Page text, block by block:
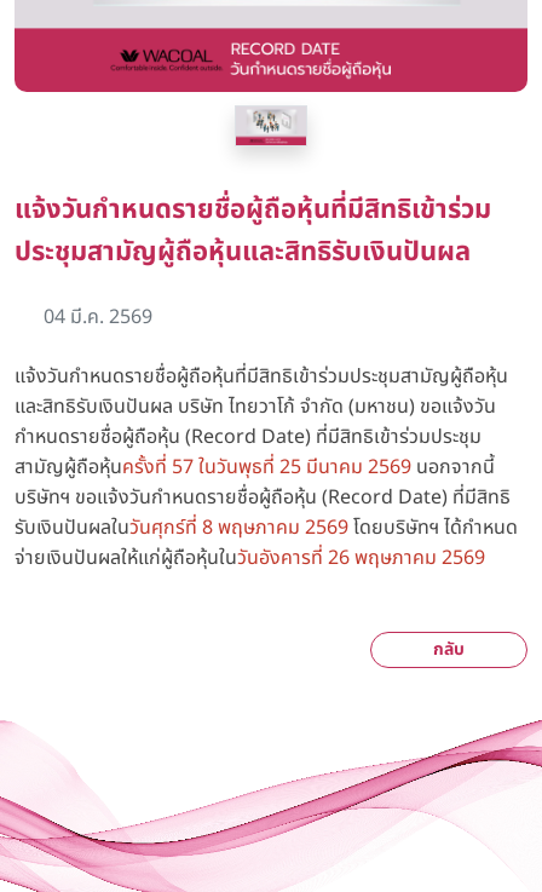
แจ้งวันกำหนดรายชื่อผู้ถือหุ้นที่มีสิทธิเข้าร่วม
ประชุมสามัญผู้ถือหุ้นและสิทธิรับเงินปันผล
04 มี.ค. 2569
แจ้งวันกำหนดรายชื่อผู้ถือหุ้นที่มีสิทธิเข้าร่วมประชุมสามัญผู้ถือหุ้น
และสิทธิรับเงินปันผล บริษัท ไทยวาโก้ จำกัด (มหาชน) ขอแจ้งวัน
กำหนดรายชื่อผู้ถือหุ้น (Record Date) ที่มีสิทธิเข้าร่วมประชุม
สามัญผู้ถือหุ้นครั้งที่ 57 ในวันพุธที่ 25 มีนาคม 2569 นอกจากนี้
บริษัทฯ ขอแจ้งวันกำหนดรายชื่อผู้ถือหุ้น (Record Date) ที่มีสิทธิ
รับเงินปันผลในวันศุกร์ที่ 8 พฤษภาคม 2569โดยบริษัทฯ ได้กำหนด
จ่ายเงินปันผลให้แก่ผู้ถือหุ้นในวันอังคารที่ 26 พฤษภาคม 2569
กลับ